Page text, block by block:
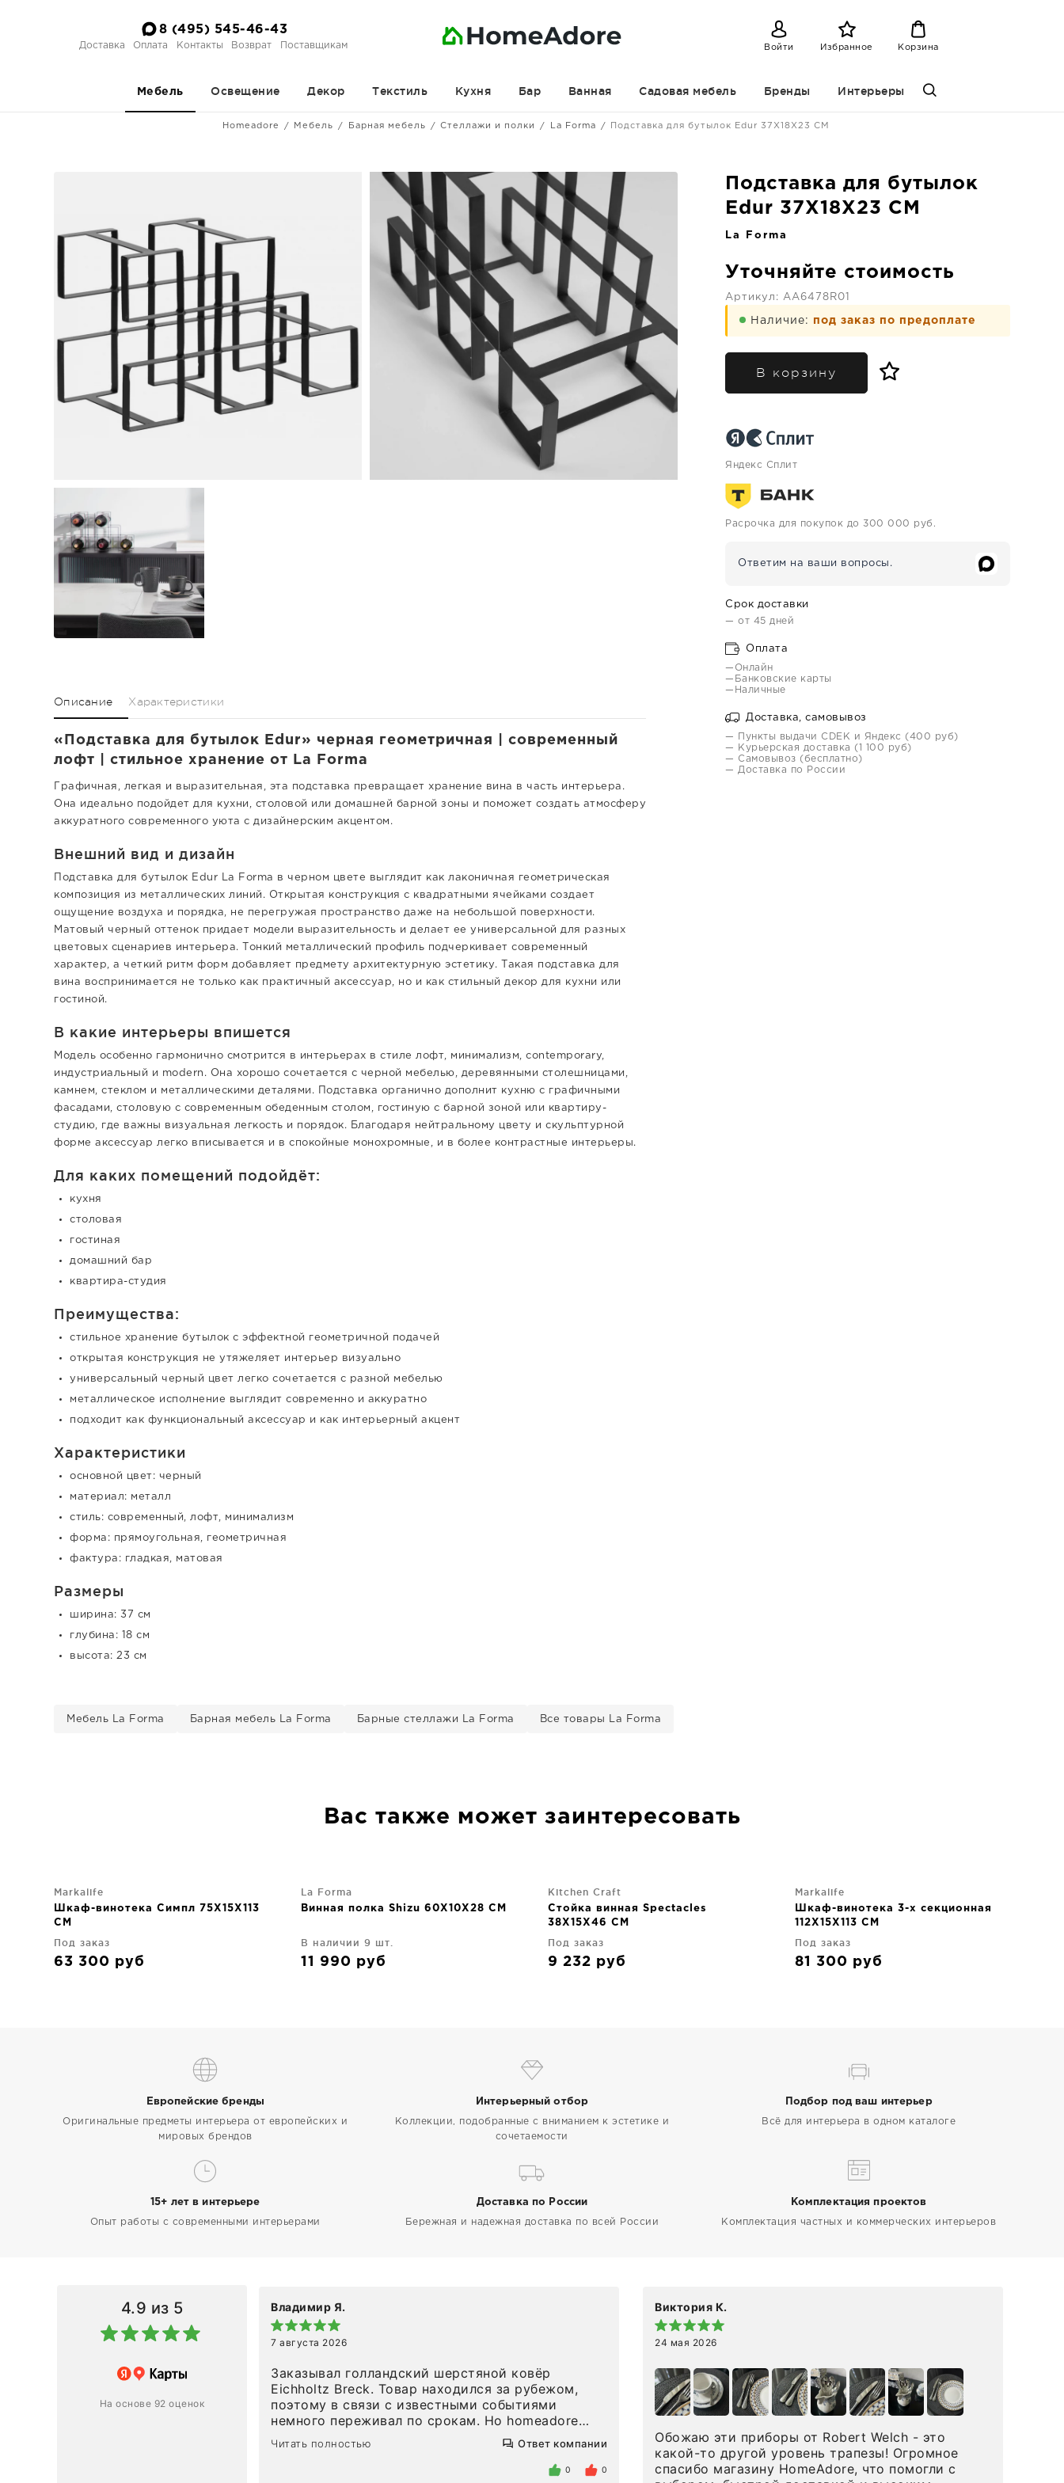
8 (495) 545-46-43
Доставка Оплата Контакты Возврат Поставщикам Войти Избранное Корзина
Мебель Освещение Декор Текстиль Кухня Бар Ванная Садовая мебель Бренды Интерьеры
Homeadore Мебель Барная мебель Стеллажи и полки La Forma Подставка для бутылок Edur 37X18X23 CM
Подставка для бутылок
Edur 37X18X23 CM
La Forma
Уточняйте стоимость
Артикул: AA6478R01
Наличие: под заказ по предоплате
В корзину
Яндекс Сплит
Расрочка для покупок до 300 000 руб.
Ответим на ваши вопросы.
Срок доставки
— от 45 дней
Оплата
—Онлайн
—Банковские карты
—Наличные
Доставка, самовывоз
— Пункты выдачи CDEK и Яндекс (400 руб)
— Курьерская доставка (1 100 руб)
— Самовывоз (бесплатно)
— Доставка по России
Описание Характеристики
«Подставка для бутылок Edur» черная геометричная | современный
лофт | стильное хранение от La Forma
Графичная, легкая и выразительная, эта подставка превращает хранение вина в часть интерьера.
Она идеально подойдет для кухни, столовой или домашней барной зоны и поможет создать атмосферу
аккуратного современного уюта с дизайнерским акцентом.
Внешний вид и дизайн
Подставка для бутылок Edur La Forma в черном цвете выглядит как лаконичная геометрическая
композиция из металлических линий. Открытая конструкция с квадратными ячейками создает
ощущение воздуха и порядка, не перегружая пространство даже на небольшой поверхности.
Матовый черный оттенок придает модели выразительность и делает ее универсальной для разных
цветовых сценариев интерьера. Тонкий металлический профиль подчеркивает современный
характер, а четкий ритм форм добавляет предмету архитектурную эстетику. Такая подставка для
вина воспринимается не только как практичный аксессуар, но и как стильный декор для кухни или
гостиной.
В какие интерьеры впишется
Модель особенно гармонично смотрится в интерьерах в стиле лофт, минимализм, contemporary,
индустриальный и modern. Она хорошо сочетается с черной мебелью, деревянными столешницами,
камнем, стеклом и металлическими деталями. Подставка органично дополнит кухню с графичными
фасадами, столовую с современным обеденным столом, гостиную с барной зоной или квартиру-
студию, где важны визуальная легкость и порядок. Благодаря нейтральному цвету и скульптурной
форме аксессуар легко вписывается и в спокойные монохромные, и в более контрастные интерьеры.
Для каких помещений подойдёт:
кухня
столовая
гостиная
домашний бар
квартира-студия
Преимущества:
стильное хранение бутылок с эффектной геометричной подачей
открытая конструкция не утяжеляет интерьер визуально
универсальный черный цвет легко сочетается с разной мебелью
металлическое исполнение выглядит современно и аккуратно
подходит как функциональный аксессуар и как интерьерный акцент
Характеристики
основной цвет: черный
материал: металл
стиль: современный, лофт, минимализм
форма: прямоугольная, геометричная
фактура: гладкая, матовая
Размеры
ширина: 37 см
глубина: 18 см
высота: 23 см
Мебель La Forma Барная мебель La Forma Барные стеллажи La Forma Все товары La Forma
Вас также может заинтересовать
Markalife
Шкаф-винотека Симпл 75X15X113
CM
Под заказ
63 300 руб
La Forma
Винная полка Shizu 60X10X28 CM
В наличии 9 шт.
11 990 руб
Kitchen Craft
Стойка винная Spectacles
38X15X46 CM
Под заказ
9 232 руб
Markalife
Шкаф-винотека 3-х секционная
112X15X113 CM
Под заказ
81 300 руб
Европейские бренды
Оригинальные предметы интерьера от европейских и
мировых брендов
Интерьерный отбор
Коллекции, подобранные с вниманием к эстетике и
сочетаемости
Подбор под ваш интерьер
Всё для интерьера в одном каталоге
15+ лет в интерьере
Опыт работы с современными интерьерами
Доставка по России
Бережная и надежная доставка по всей России
Комплектация проектов
Комплектация частных и коммерческих интерьеров
4.9 из 5
На основе 92 оценок
Владимир Я.
7 августа 2026
Заказывал голландский шерстяной ковёр
Eichholtz Breck. Товар находился за рубежом,
поэтому в связи с известными событиями
немного переживал по срокам. Но homeadore
привезли ровно в определенное в договоре
время, без задержеки. Отдельно хочу отметить
Читать полностью Ответ компании
0 0
Виктория К.
24 мая 2026
Обожаю эти приборы от Robert Welch - это
какой-то другой уровень трапезы! Огромное
спасибо магазину HomeAdore, что помогли с